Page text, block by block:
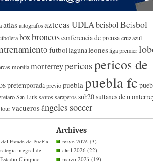
atlasautografosaztecas UDLAbeisbolBeisbol
boxbroncosconferencia de prensacruz azul
futbollagunaleonesliga premier
moreliamonterreypericospericos de
pretemporadapreviopueblapuebla fc
San Luissantossaraperossub20sultanes de
tourvaquerosángeles soccer
Estado de Puebla
integral de
Olímpico
Archives
mayo 2026 (3)
abril 2026 (22)
marzo 2026 (19)